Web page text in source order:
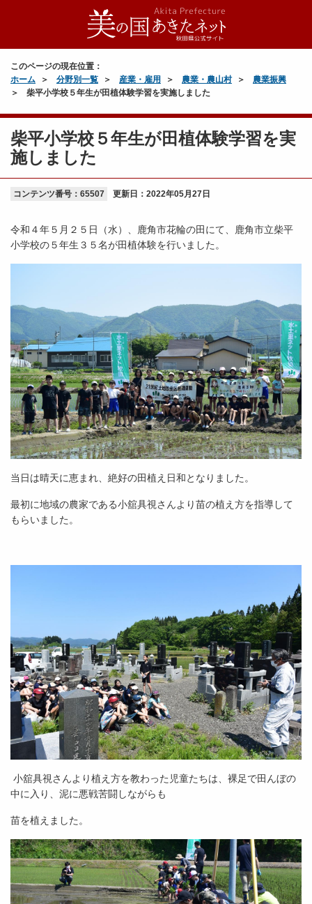
このページの現在位置：
ホーム
分野別一覧 産業・雇用 農業・農山村
農業振興
柴平小学校５年生が田植体験学習を実施しました
柴平小学校５年生が田植体験学習を実
施しました
コンテンツ番号：65507 更新日： 2022年05月27日
令和４年５月２５日（水）、鹿角市花輪の田にて、鹿角市立柴平
小学校の５年生３５名が田植体験を行いました。
当日は晴天に恵まれ、絶好の田植え日和となりました。
最初に地域の農家である小舘具視さんより苗の植え方を指導して
もらいました。
小舘具視さんより植え方を教わった児童たちは、裸足で田んぼの
中に入り、泥に悪戦苦闘しながらも
苗を植えました。